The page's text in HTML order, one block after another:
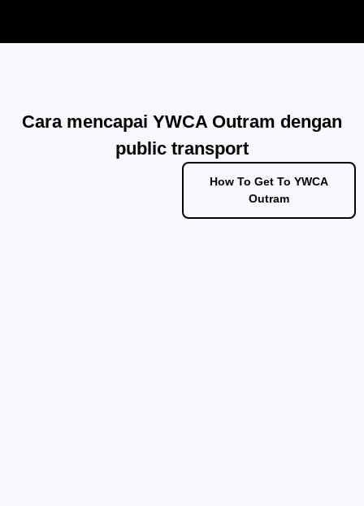
Cara mencapai YWCA Outram dengan
public transport
How To Get To YWCA
Outram